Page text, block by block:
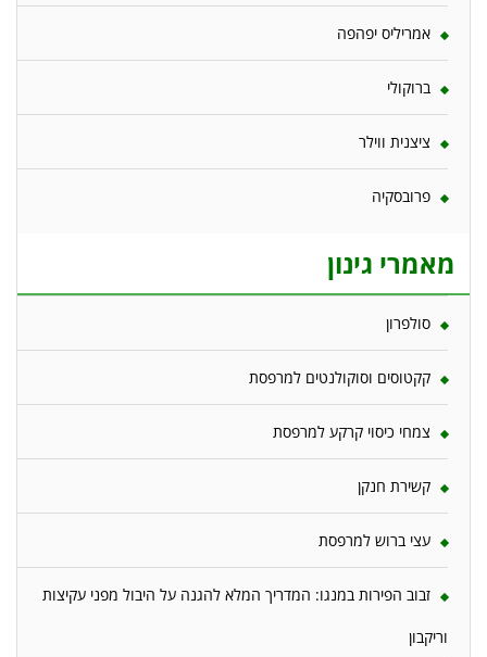
אמריליס יפהפה
ברוקולי
ציצנית ווילר
פרובסקיה
מאמרי גינון
סולפרון
קקטוסים וסוקולנטים למרפסת
צמחי כיסוי קרקע למרפסת
קשירת חנקן
עצי ברוש למרפסת
זבוב הפירות במנגו: המדריך המלא להגנה על היבול מפני עקיצות
וריקבון